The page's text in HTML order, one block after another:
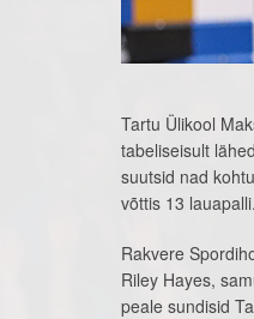
Tartu Ülikool
tabeliseisult
suutsid nad
võttis 13 lauapalli.
Rakvere
Riley Hayes,
peale sundisid